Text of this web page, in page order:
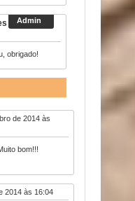
6 de outubro
obrigado!
de 2014 às
bom!!!
2014 às 16:04